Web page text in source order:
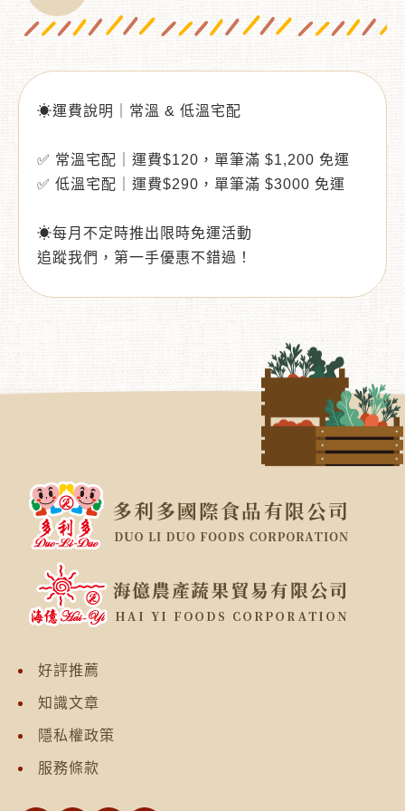
☀運費說明｜常溫 & 低溫宅配
✅ 常溫宅配｜運費$120，單筆滿 $1,200 免運
✅ 低溫宅配｜運費$290，單筆滿 $3000 免運
☀每月不定時推出限時免運活動
追蹤我們，第一手優惠不錯過！
好評推薦
知識文章
隱私權政策
服務條款